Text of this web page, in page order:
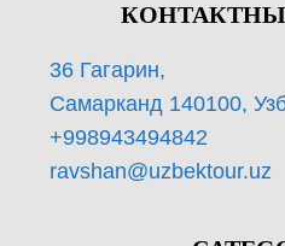
36 Гагарин,
Самарканд 140100,
+998943494842
ravshan@uzbektour.uz